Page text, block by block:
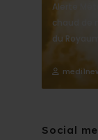
Alerte
chaud de
du
Social